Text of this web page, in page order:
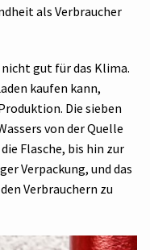
als Verbraucher
gut für das Klima.
kaufen kann,
Die sieben
von der Quelle
Flasche, bis hin zur
Verpackung, und das
Verbrauchern zu